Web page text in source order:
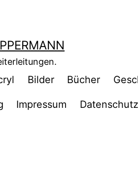
Bilder Bücher
Impressum Datenschutz